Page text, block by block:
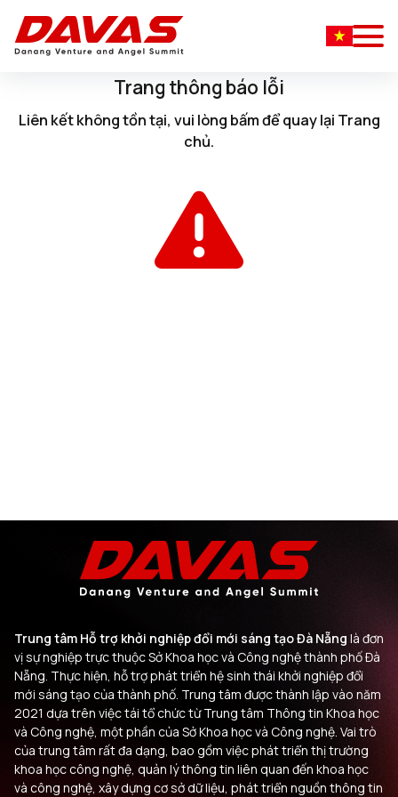
Trang thông báo lỗi
Liên kết không tồn tại, vui lòng bấmđể quay lại Trang
chủ.
Trung tâm Hỗ trợ khởi nghiệp đổi mới sáng tạo Đà Nẵng là đơn
vị sự nghiệp trực thuộc Sở Khoa học và Công nghệ thành phố Đà
Nẵng. Thực hiện, hỗ trợ phát triển hệ sinh thái khởi nghiệp đổi
mới sáng tạo của thành phố. Trung tâm được thành lập vào năm
2021 dựa trên việc tái tổ chức từ Trung tâm Thông tin Khoa học
và Công nghệ, một phần của Sở Khoa học và Công nghệ. Vai trò
của trung tâm rất đa dạng, bao gồm việc phát triển thị trường
khoa học công nghệ, quản lý thông tin liên quan đến khoa học
và công nghệ, xây dựng cơ sở dữ liệu, phát triển nguồn thông tin